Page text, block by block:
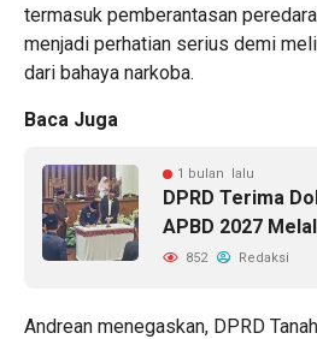
termasuk pemberantasan
menjadi perhatian serius demi
dari bahaya narkoba.
Baca Juga
1 bulan lalu
DPRD Terima
APBD 2027
852 Redaksi
Andrean menegaskan, DPRD